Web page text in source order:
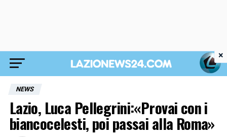
NEWS
Lazio, Luca Pellegrini:«Provai con i
biancocelesti, poi passai alla Roma»
×